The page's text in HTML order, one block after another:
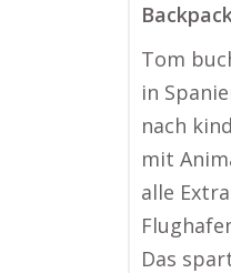
Tom
in
nach
mit
alle
Das